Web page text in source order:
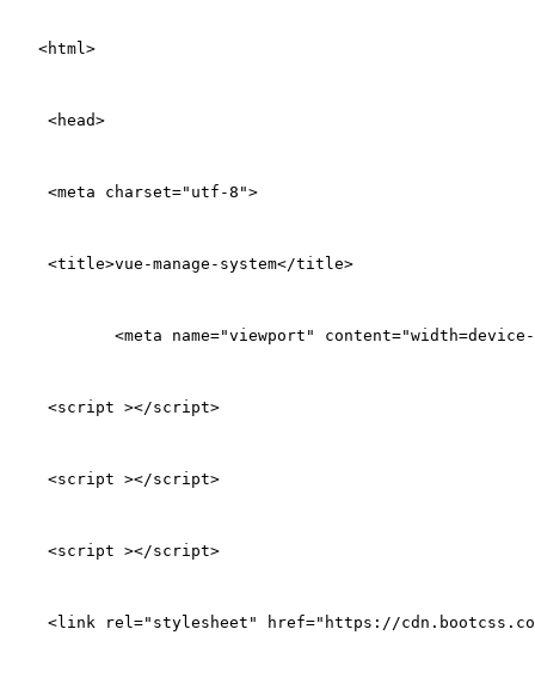
<html>
<head>
<meta charset="utf-8">
<title>vue-manage-system</title>
<meta name="viewport" content="width=device-
<script ></script>
<script ></script>
<script ></script>
<link rel="stylesheet" href="https://